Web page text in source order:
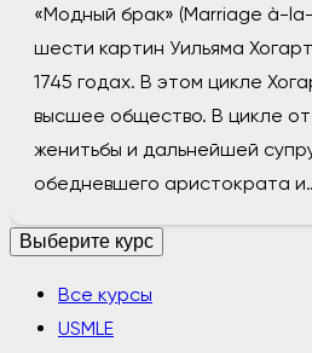
«Модный брак» (Marriage à-
шести картин Уильяма
1745 годах. В этом цикле
высшее общество. В цикле
женитьбы и дальнейшей
обедневшего аристократа
Выберите курс
Все курсы
USMLE